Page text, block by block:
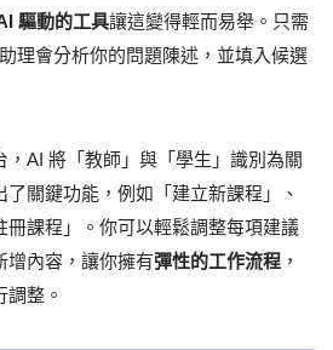
驅動的工具讓這變得輕而易舉。只需
理會分析你的問題陳述，並填入候選
，AI 將「教師」與「學生」識別為關
關鍵功能，例如「建立新課程」、
冊課程」。你可以輕鬆調整每項建議
增內容，讓你擁有彈性的工作流程 ，
整。